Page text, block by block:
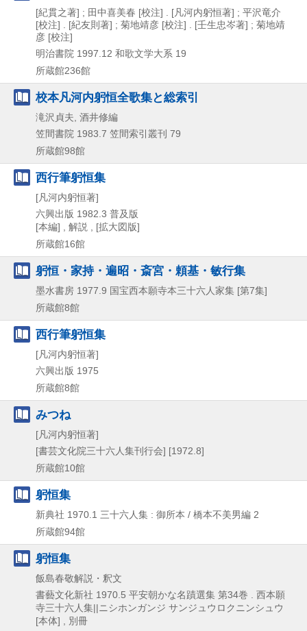
[紀貫之著] ; 田中喜美春 [校注] . [凡河内躬恒著] ; 平沢竜介
[校注] . [紀友則著] ; 菊地靖彦 [校注] . [壬生忠岑著] ; 菊地靖
彦 [校注]
明治書院 1997.12 和歌文学大系 19
所蔵館236館
校本凡河内躬恒全歌集と総索引
滝沢貞夫, 酒井修編
笠間書院 1983.7 笠間索引叢刊 79
所蔵館98館
西行筆躬恒集
[凡河内躬恒著]
六興出版 1982.3 普及版
[本編] , 解説 , [拡大図版]
所蔵館16館
躬恒・家持・遍昭・斎宮・頼基・敏行集
墨水書房 1977.9 国宝西本願寺本三十六人家集 [第7集]
所蔵館8館
西行筆躬恒集
[凡河内躬恒著]
六興出版 1975
所蔵館8館
みつね
[凡河内躬恒著]
[書芸文化院三十六人集刊行会] [1972.8]
所蔵館10館
躬恒集
新典社 1970.1 三十六人集 : 御所本 / 橋本不美男編 2
所蔵館94館
躬恒集
飯島春敬解説・釈文
書藝文化新社 1970.5 平安朝かな名蹟選集 第34巻 . 西本願
寺三十六人集||ニシホンガンジ サンジュウロクニンシュウ
[本体] , 別冊